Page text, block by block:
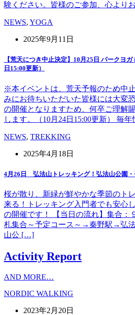
験ください。皆様のご参加、心より
NEWS, YOGA
2025年9月11日
【荒天につき中止決定】10月25日 パークヨ
日15:00更新）
※本イベントは、荒天予報のため中
みにお待ちいただいた皆様には大変
の開催となりますため、何卒ご理解
します。（10月24日15:00更新） 毎
NEWS, TREKKING
2025年4月18日
4月26日 弘法山トレッキング！弘法山公園・
桜が散り、新緑が鮮やかな季節のト
来る！トレッキング入門者でも安心
の開催です！ 【当日の流れ】集合：
札集合～予定コース～→秦野駅→弘
山公 […]
Activity Report
AND MORE…
NORDIC WALKING
2023年2月20日